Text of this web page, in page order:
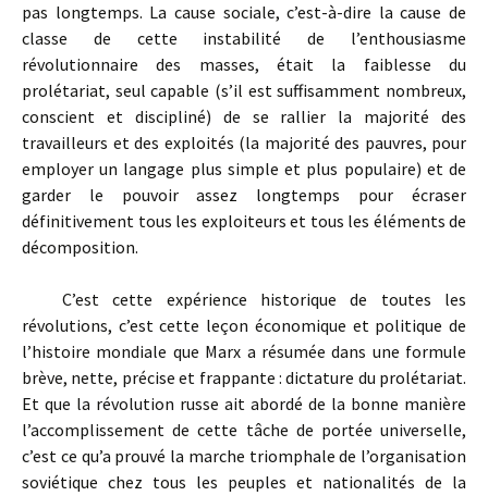
pas longtemps. La cause sociale, c’est-à-dire la cause de
classe de cette instabilité de l’enthousiasme
révolutionnaire des masses, était la faiblesse du
prolétariat, seul capable (s’il est suffisamment nombreux,
conscient et discipliné) de se rallier la majorité des
travailleurs et des exploités (la majorité des pauvres, pour
employer un langage plus simple et plus populaire) et de
garder le pouvoir assez longtemps pour écraser
définitivement tous les exploiteurs et tous les éléments de
décomposition.
C’est cette expérience historique de toutes les
révolutions, c’est cette leçon économique et politique de
l’histoire mondiale que Marx a résumée dans une formule
brève, nette, précise et frappante : dictature du prolétariat.
Et que la révolution russe ait abordé de la bonne manière
l’accomplissement de cette tâche de portée universelle,
c’est ce qu’a prouvé la marche triomphale de l’organisation
soviétique chez tous les peuples et nationalités de la